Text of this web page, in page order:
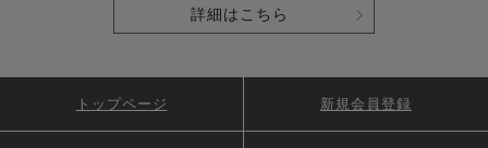
詳細はこちら
トップページ 新規会員登録